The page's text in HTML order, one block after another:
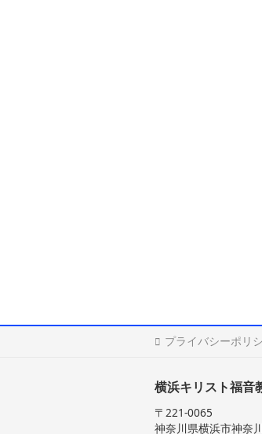
プライバシーポリ
横浜キリスト福音
〒221-0065
神奈川県横浜市神奈